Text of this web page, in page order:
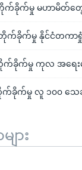
တိုက်ခိုက်မှု မဟာမိတ်
က်ခိုက်မှု နိုင်ငံတကာရှုံ
ခိုက်မှု ကုလ အရေးပ
က်ခိုက်မှု လူ ၁၀၀ သေ
ျား